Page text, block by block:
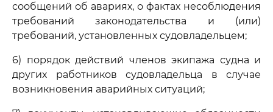
сообщений об авариях, о фактах несоблюдения
требований законодательства и (или)
требований, установленных судовладельцем;
6) порядок действий членов экипажа судна и
других работников судовладельца в случае
возникновения аварийных ситуаций;